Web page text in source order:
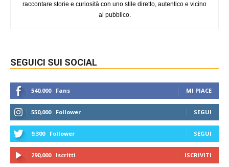
raccontare storie e curiosità con uno stile diretto, autentico e vicino
al pubblico.
SEGUICI SUI SOCIAL
540,000 Fans MI PIACE
550,000 Follower SEGUI
9,300 Follower SEGUI
290,000 Iscritti ISCRIVITI